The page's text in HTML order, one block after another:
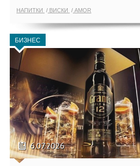
НАПИТКИ ВИСКИ AMOR
БИЗНЕС
6.07.2026